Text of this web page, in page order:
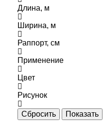
Длина, м
Ширина, м
Раппорт, см
Применение
Цвет
Рисунок